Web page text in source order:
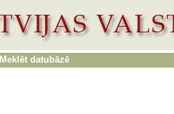
Meklēt datubāzē